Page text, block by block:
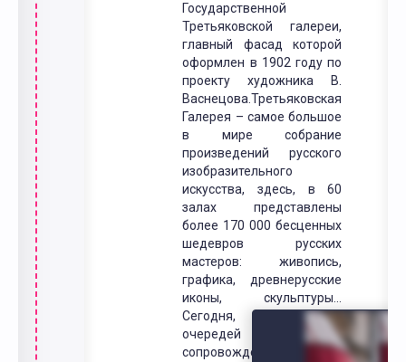
Государственной
Третьяковской галереи,
главный фасад которой
оформлен в 1902 году по
проекту художника В.
Васнецова.Третьяковская
Галерея – самое большое
в мире собрание
произведений русского
изобразительного
искусства, здесь, в 60
залах представлены
более 170 000 бесценных
шедевров русских
мастеров: живопись,
графика, древнерусские
иконы, скульптуры…
Сегодня, без всяких
очередей и в «живом»
сопровождении гида